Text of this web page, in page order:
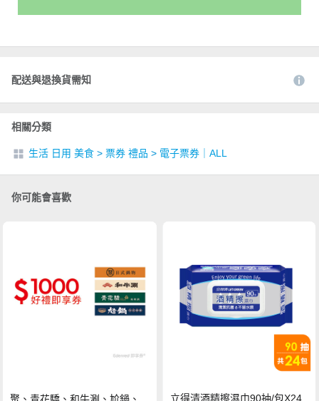
配送與退換貨需知
相關分類
生活 日用 美食 > 票券 禮品 > 電子票券｜ALL
你可能會喜歡
立得清酒精擦濕巾90抽/包X24